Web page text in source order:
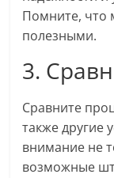
Помните, что
полезными.
3.
Сравните
также другие
внимание не
возможные